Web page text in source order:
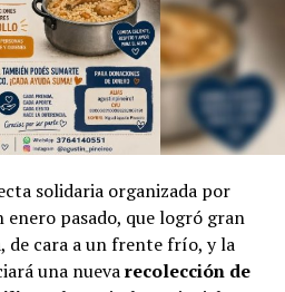
cultura, siempre “habrá una
que el arte suele ser
manifestaciones populares de
a lasVírgenes, como también
que se mezclan con las
correntinas durante enero. “A
del Litoral”, define.
incluyó alCurupí, el
solidaria organizada por
enero pasado, que logró gran
de cara a un frente frío, y la
una nuevarecolección de